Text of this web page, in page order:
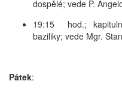
dospělé; vede P.
19:15 hod.;
baziliky; vede Mgr.
Pátek: